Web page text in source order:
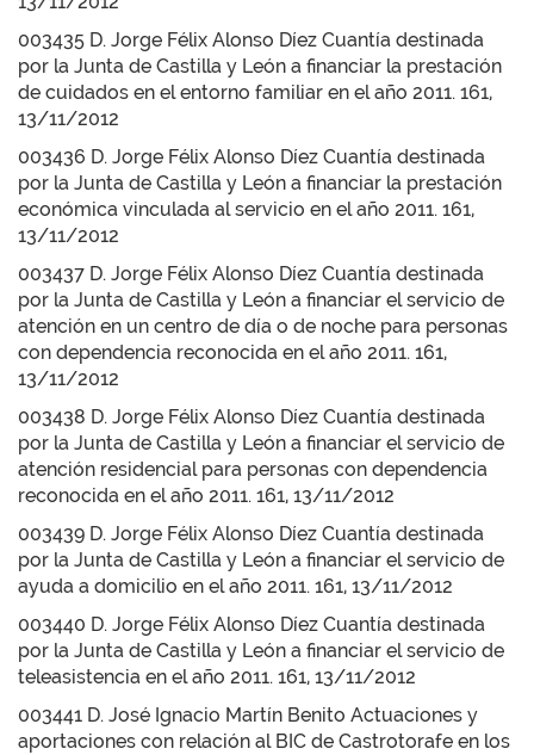
003435 D. Jorge Félix Alonso Díez Cuantía destinada
por la Junta de Castilla y León a financiar la prestación
de cuidados en el entorno familiar en el año 2011. 161,
13/11/2012
003436 D. Jorge Félix Alonso Díez Cuantía destinada
por la Junta de Castilla y León a financiar la prestación
económica vinculada al servicio en el año 2011. 161,
13/11/2012
003437 D. Jorge Félix Alonso Díez Cuantía destinada
por la Junta de Castilla y León a financiar el servicio de
atención en un centro de día o de noche para personas
con dependencia reconocida en el año 2011. 161,
13/11/2012
003438 D. Jorge Félix Alonso Díez Cuantía destinada
por la Junta de Castilla y León a financiar el servicio de
atención residencial para personas con dependencia
reconocida en el año 2011. 161, 13/11/2012
003439 D. Jorge Félix Alonso Díez Cuantía destinada
por la Junta de Castilla y León a financiar el servicio de
ayuda a domicilio en el año 2011. 161, 13/11/2012
003440 D. Jorge Félix Alonso Díez Cuantía destinada
por la Junta de Castilla y León a financiar el servicio de
teleasistencia en el año 2011. 161, 13/11/2012
003441 D. José Ignacio Martín Benito Actuaciones y
aportaciones con relación al BIC de Castrotorafe en los